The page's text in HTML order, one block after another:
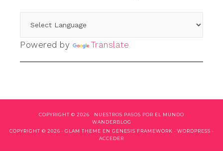
Powered by Translate
COPYRIGHT © 2026 · NUESTROS PASOS POR EL MUNDO
WANDERBLOG
COPYRIGHT © 2026 · GLAM THEME EN GENESIS FRAMEWORK · WORDPRESS ·
ACCEDER